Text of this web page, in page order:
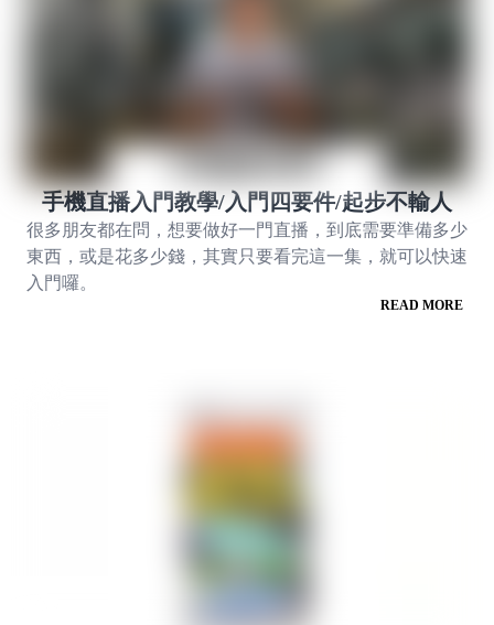
手機直播入門教學/入門四要件/起步不輸人
很多朋友都在問，想要做好一門直播，到底需要準備多少
東西，或是花多少錢，其實只要看完這一集，就可以快速
入門囉。
READ MORE